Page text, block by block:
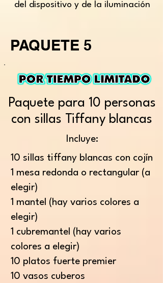
del dispositivo y de la iluminación
PAQUETE 5
Paquete para 10 personas
con sillas Tiffany blancas
Incluye:
10 sillas tiffany blancas con cojín
1 mesa redonda o rectangular (a
elegir)
1 mantel (hay varios colores a
elegir)
1 cubremantel (hay varios
colores a elegir)​
10 platos fuerte premier
10 vasos cuberos